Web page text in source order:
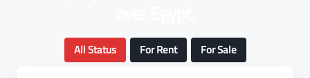
All Status For Rent For Sale